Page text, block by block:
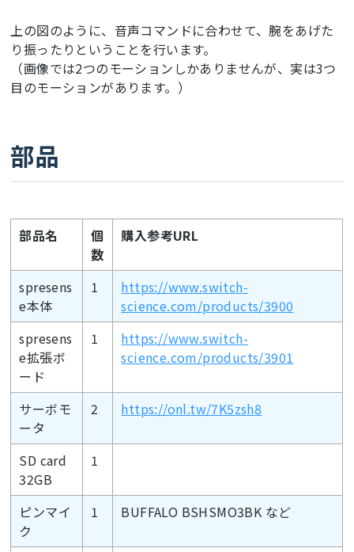
上の図のように、音声コマンドに合わせて、腕をあげた
り振ったりということを行います。
（画像では2つのモーションしかありませんが、実は3つ
目のモーションがあります。）
部品
部品名
個
数
購入参考URL
spresens
e本体
1
https://www.switch-
science.com/products/3900
spresens
e拡張ボ
ード
1
https://www.switch-
science.com/products/3901
サーボモ
ータ
2 https://onl.tw/7K5zsh8
SD card
32GB
1
ピンマイ
ク
1 BUFFALO BSHSMO3BK など